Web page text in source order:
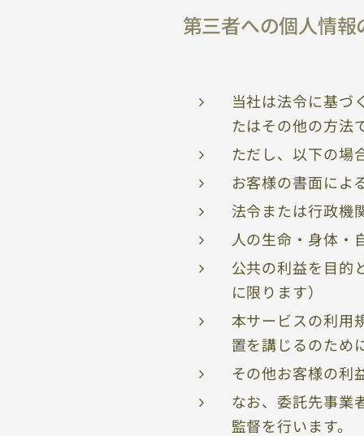
第三者への個人情報
当社は法令に基づ
たはその他の方法
ただし、以下の場
お客様の書面によ
法令または行政機
人の生命・身体・
公共の利益を目的
に限ります）
本サービスの利用
置を講じるのため
その他お客様の利
なお、委託先事業
監督を行います。